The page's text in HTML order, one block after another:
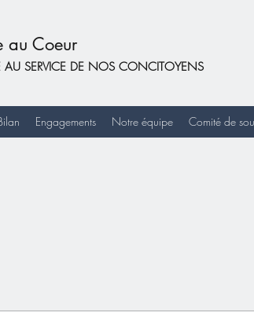
au Coeur
AU SERVICE DE NOS CONCITOYENS
Engagements Notre équipe Comité de